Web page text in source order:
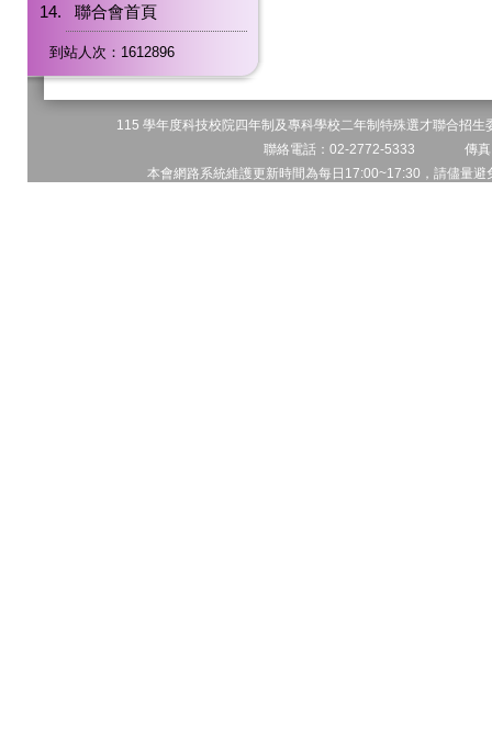
聯合會首頁
到站人次：1612896
115 學年度科技校院四年制及專科學校二年制特殊選才聯合
聯絡電話：02-2772-5333 傳
本會網路系統維護更新時間為每日17:00~17:30，請儘量